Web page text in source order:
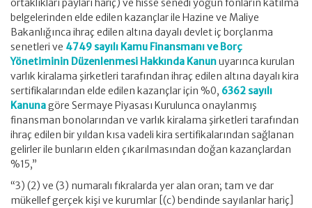
ortaklıkları payları hariç) ve hisse senedi yoğun fonların katılma
belgelerinden elde edilen kazançlar ile Hazine ve Maliye
Bakanlığınca ihraç edilen altına dayalı devlet iç borçlanma
senetleri ve 4749 sayılı Kamu Finansmanı ve Borç
Yönetiminin Düzenlenmesi Hakkında Kanunuyarınca kurulan
varlık kiralama şirketleri tarafından ihraç edilen altına dayalı kira
sertifikalarından elde edilen kazançlar için %0, 6362 sayılı
Kanunagöre Sermaye Piyasası Kurulunca onaylanmış
finansman bonolarından ve varlık kiralama şirketleri tarafından
ihraç edilen bir yıldan kısa vadeli kira sertifikalarından sağlanan
gelirler ile bunların elden çıkarılmasından doğan kazançlardan
%15,”
“3) (2) ve (3) numaralı fıkralarda yer alan oran; tam ve dar
mükellef gerçek kişi ve kurumlar [(c) bendinde sayılanlar hariç]